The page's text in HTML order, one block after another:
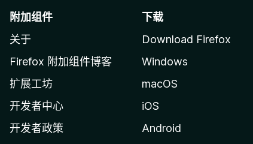
附加组件
关于
Firefox 附加组件博客
扩展工坊
开发者中心
开发者政策
下载
Download Firefox
Windows
macOS
iOS
Android